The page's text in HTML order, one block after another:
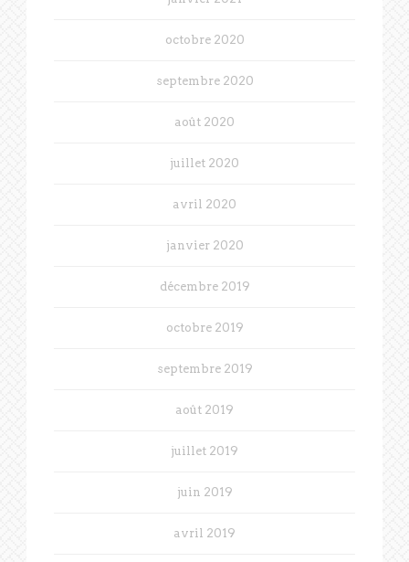
octobre 2020
septembre 2020
août 2020
juillet 2020
avril 2020
janvier 2020
décembre 2019
octobre 2019
septembre 2019
août 2019
juillet 2019
juin 2019
avril 2019